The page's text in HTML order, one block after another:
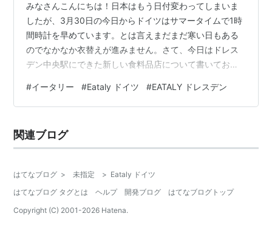
みなさんこんにちは！日本はもう日付変わってしまいま
したが、3月30日の今日からドイツはサマータイムで1時
間時計を早めています。とは言えまだまだ寒い日もある
のでなかなか衣替えが進みません。さて、今日はドレス
デン中央駅にできた新しい食料品店について書いておき
ン Eataly ドレスデンの住所と営業時間 Eataly ドレスデ
ンの店舗内部 Eataly ドレスデンの物販 Eataly ドレスデ
た まとめ Eatalyとは イタリアが美食の国であることはき
っと誰もが認める事…
#イータリー #Eataly ドイツ #EATALY ドレスデン
関連ブログ
はてなブログ > 未指定 > Eataly ドイツ
はてなブログ タグとは
ヘルプ 開発ブログ
はてなブログトップ
Copyright (C) 2001-2026 Hatena.